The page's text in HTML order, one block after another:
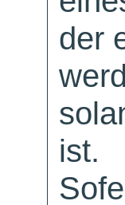
der
ist.